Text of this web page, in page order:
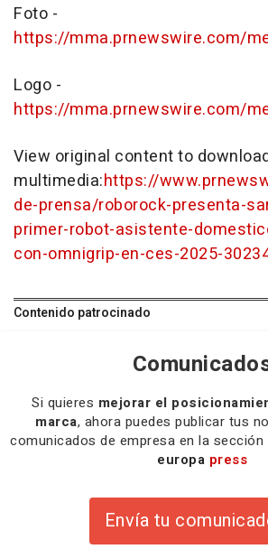
Foto -
https://mma.prnewswire.com/
Logo -
https://mma.prnewswire.com/
View original content to
multimedia:https://
de-prensa/roborock-presenta-
primer-robot-asistente-
con-omnigrip-en-ces-2025-
Contenido patrocinado
Si quieres mejorar el
marca, ahora puedes publicar tus
comunicados de empresa en la
europa press
Envía tu